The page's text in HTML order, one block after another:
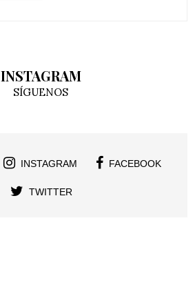
INSTAGRAM
SÍGUENOS
INSTAGRAM FACEBOOK
TWITTER